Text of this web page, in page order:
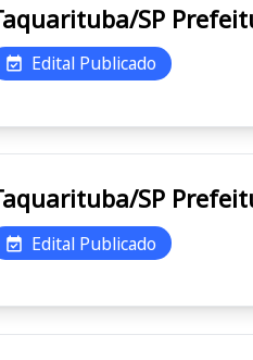
Edital Publicado
Edital Publicado